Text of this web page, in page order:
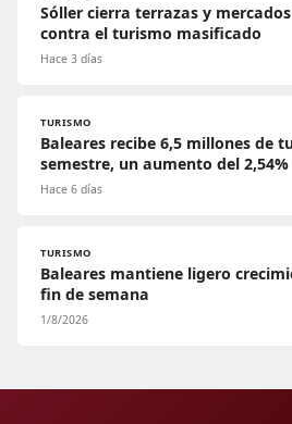
Sóller cierra terrazas y
contra el turismo masificado
Hace 3 días
TURISMO
Baleares recibe 6,5 millones de
semestre, un aumento del 2,54%
Hace 6 días
TURISMO
Baleares mantiene ligero
fin de semana
1/8/2026